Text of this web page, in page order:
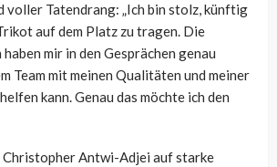
voller Tatendrang: „Ich bin stolz, künftig
auf dem Platz zu tragen. Die
mir in den Gesprächen genau
Team mit meinen Qualitäten und meiner
kann. Genau das möchte ich den
Antwi-Adjei auf starke